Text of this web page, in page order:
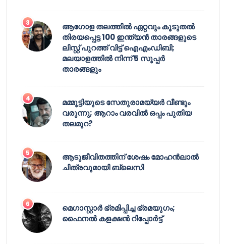
ആഗോള തലത്തിൽ ഏറ്റവും കൂടുതൽ
തിരയപ്പെട്ട 100 ഇന്ത്യൻ താരങ്ങളുടെ
ലിസ്റ്റ് പുറത്ത് വിട്ട് ഐഎംഡിബി;
മലയാളത്തിൽ നിന്ന് 5 സൂപ്പർ
താരങ്ങളും
മമ്മൂട്ടിയുടെ സേതുരാമയ്യർ വീണ്ടും
വരുന്നു; ആറാം വരവിൽ ഒപ്പം പുതിയ
തലമുറ?
ആടുജീവിതത്തിന് ശേഷം മോഹൻലാൽ
ചിത്രവുമായി ബ്ലെസി
മെഗാസ്റ്റാർ ഭ്രമിപ്പിച്ച ഭ്രമയുഗം;
ഫൈനൽ കളക്ഷൻ റിപ്പോർട്ട്